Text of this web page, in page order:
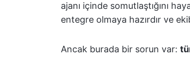
ajanı içinde somutlaştığını
entegre olmaya hazırdır ve
Ancak burada bir sorun var: